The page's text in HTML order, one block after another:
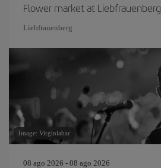
Flower market at Liebfrauenberg
Liebfrauenberg
Image: Virginiabar
08 ago 2026 - 08 ago 2026